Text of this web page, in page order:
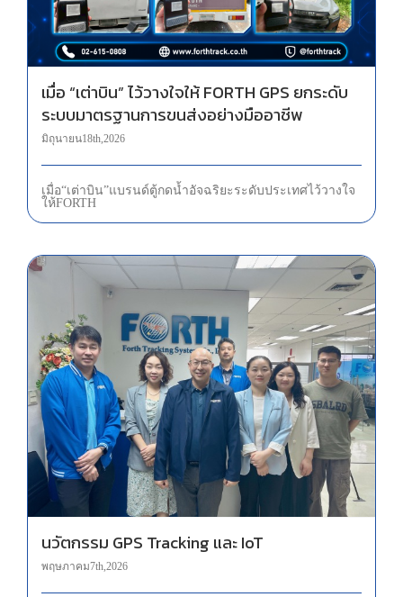
เมื่อ “เต่าบิน” ไว้วางใจให้ FORTH GPS ยกระดับ
ระบบมาตรฐานการขนส่งอย่างมืออาชีพ
มิถุนายน 18th, 2026
เมื่อ “เต่าบิน” แบรนด์ตู้กดน้ำอัจฉริยะระดับประเทศ ไว้วางใจ
ให้ FORTH
นวัตกรรม GPS Tracking และ IoT
พฤษภาคม 7th, 2026